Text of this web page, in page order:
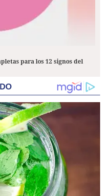
para los 12 signos del